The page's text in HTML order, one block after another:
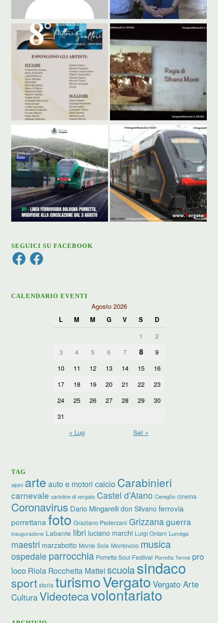
SEGUICI SU FACEBOOK
FacebookFacebook
CALENDARIO EVENTI
Agosto 2026
L
M M G V S
D
1
2
3
4 5 6 7 8
9
10
11 12 13 14 15
16
17
18 19 20 21 22
23
24
25 26 27 28 29
30
31
« Lug
Set »
TAG
alpini arte auto e motori calcio Carabinieri
carnevale cartoline di vergato Castel d’Aiano Cereglio cinema
Coronavirus Dario Mingarelli don Silvano ferrovia
porrettana foto Graziano Pederzani Grizzanaguerra
inaugurazione Labante libri luciano marchi Luigi Ontani Lumèga
maestri marzabotto Monte Sole Montovolo musica
ospedale parrocchia Porretta Soul Festival Porretta Terme pro
loco Riola Rocchetta Matteiscuolasindaco
sport storia turismoVergato Vergato Arte
CulturaVideotecavolontariato